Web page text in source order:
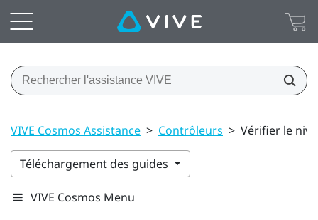
VIVE Cosmos Assistance > Contrôleurs > Vérifier le
Téléchargement des guides
VIVE Cosmos Menu